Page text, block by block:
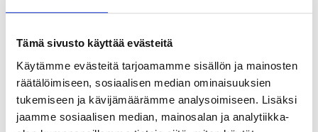
Tämä sivusto käyttää evästeitä
Käytämme evästeitä tarjoamamme sisällön ja mainosten
räätälöimiseen, sosiaalisen median ominaisuuksien
tukemiseen ja kävijämäärämme analysoimiseen. Lisäksi
jaamme sosiaalisen median, mainosalan ja analytiikka-
podcastin seitsemännen kauden teema on
lasikatto lompakossa.
Seuranasi ovat tuttuun tyyliin sijoittaja Jasmin Hamid ja
Danske Bankin senioristrategi Kaisa Kivipelto.
Kiinnostavat vieraat vaihtuvat jaksoittain ja ovat oman